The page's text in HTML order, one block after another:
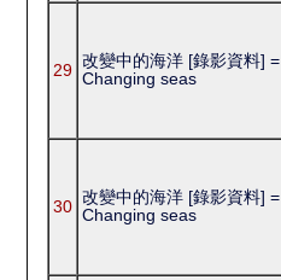
29 改變中的海洋 [錄影資料] =
Changing seas
30 改變中的海洋 [錄影資料] =
Changing seas